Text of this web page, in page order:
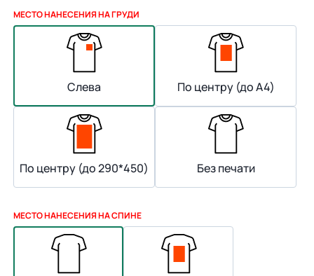
МЕСТО НАНЕСЕНИЯ НА ГРУДИ
Слева По центру (до А4)
По центру (до 290*450) Без печати
МЕСТО НАНЕСЕНИЯ НА СПИНЕ